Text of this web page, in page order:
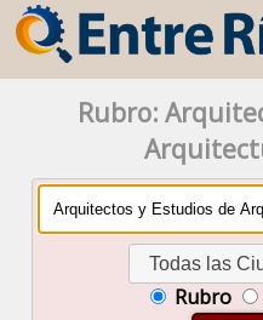
Rubro:
Todas las
Rubro